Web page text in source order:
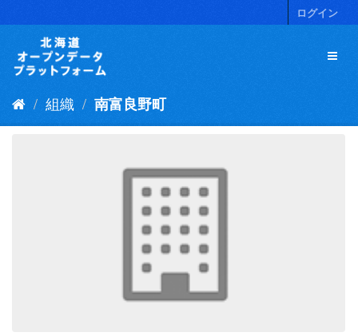
キ
ログイン
組織 南富良野町